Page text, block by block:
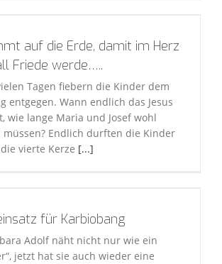
auf die Erde, damit im Herz
Friede werde…..
Tagen fiebern die Kinder dem
entgegen. Wann endlich das Jesus
wie lange Maria und Josef wohl
müssen? Endlich durften die Kinder
vierte Kerze [...]
für Karbiobang
Adolf näht nicht nur wie ein
jetzt hat sie auch wieder eine